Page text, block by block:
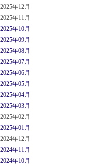
2025年12月
2025年11月
2025年10月
2025年09月
2025年08月
2025年07月
2025年06月
2025年05月
2025年04月
2025年03月
2025年02月
2025年01月
2024年12月
2024年11月
2024年10月